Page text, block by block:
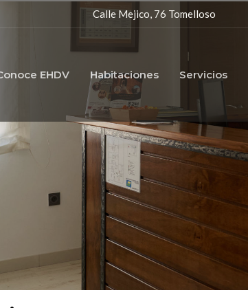
Calle Mejico, 76 Tomelloso
EHDV Habitaciones Servicios